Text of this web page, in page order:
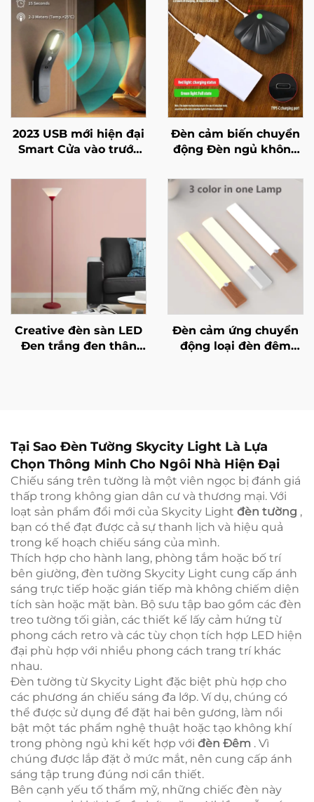
2023 USB mới hiện đại
Smart Cửa vào trước
em Ánh sáng trong
Đèn cảm biến chuyển
động Đèn ngủ không
bếp, phòng ngủ, tranh
tường, phòng khách
cảm biến chiếu sáng
trong nhà đèn tường
Creative đèn sàn LED
Đen trắng đen thân
Đèn cảm ứng chuyển
động loại đèn đêm
Tại Sao Đèn Tường Skycity Light Là Lựa
Chọn Thông Minh Cho Ngôi Nhà Hiện Đại
Chiếu sáng trên tường là một viên ngọc bị đánh giá
thấp trong không gian dân cư và thương mại. Với
loạt sản phẩm đổi mới của Skycity Light đèn tường ,
bạn có thể đạt được cả sự thanh lịch và hiệu quả
trong kế hoạch chiếu sáng của mình.
Thích hợp cho hành lang, phòng tắm hoặc bố trí
bên giường, đèn tường Skycity Light cung cấp ánh
sáng trực tiếp hoặc gián tiếp mà không chiếm diện
tích sàn hoặc mặt bàn. Bộ sưu tập bao gồm các đèn
treo tường tối giản, các thiết kế lấy cảm hứng từ
phong cách retro và các tùy chọn tích hợp LED hiện
đại phù hợp với nhiều phong cách trang trí khác
nhau.
Đèn tường từ Skycity Light đặc biệt phù hợp cho
các phương án chiếu sáng đa lớp. Ví dụ, chúng có
thể được sử dụng để đặt hai bên gương, làm nổi
bật một tác phẩm nghệ thuật hoặc tạo không khí
trong phòng ngủ khi kết hợp với đèn Đêm . Vì
chúng được lắp đặt ở mức mắt, nên cung cấp ánh
sáng tập trung đúng nơi cần thiết.
Bên cạnh yếu tố thẩm mỹ, những chiếc đèn này